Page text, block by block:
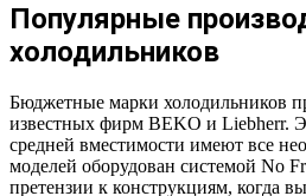
Популярные
холодильников
Бюджетные марки холодильников
известных фирм BEKO и Liebherr.
средней вместимости имеют все
моделей оборудован системой No
претензии к конструкциям, когда